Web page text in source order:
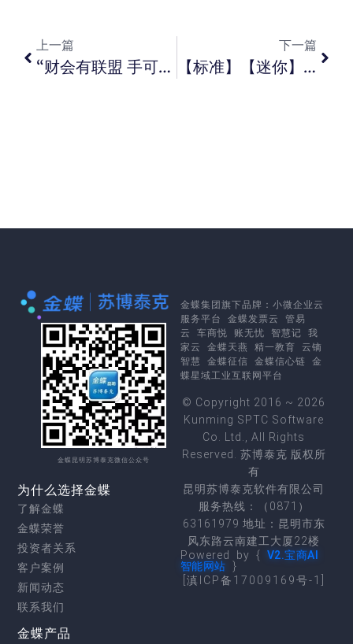
上一篇
“财会有联盟 手可摘星辰” ——金蝶第六届云会计节圆满落幕
下一篇
【标准】【迷你】凭证录入时银行存款科目的结算 方式无法输入？
金蝶昆明苏博泰克微信公众号
为什么选择金蝶
了解金蝶
金蝶荣誉
投资者关系
客户案例
新闻动态
联系我们
金蝶产品
金蝶集团旗下品牌： 小微企业云
服务平台
金蝶发票云
管易
云
车商悦 账无忧 智慧记
我
家云
金蝶天燕 精一教育
云镝
智慧
金蝶征信 金蝶信心链
金
蝶星域工业互联网平台
© Copyright 2016 ~ 2026
Kunming SPTC Software
Co. Ltd., All Rights
Reserved. 苏博泰克 版权所
有
昆明苏博泰克软件有限公司
服务热线：（0871）
63161979 地址：昆明市东
风东路云南建工大厦22楼
Powered by { V2.宝商AI
智能网站 }
[滇ICP备17009169号-1]